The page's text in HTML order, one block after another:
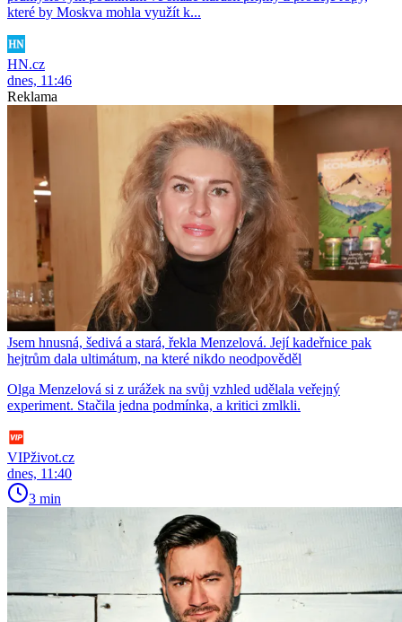
které by Moskva mohla využít k...
HN.cz
dnes, 11:46
Reklama
Jsem hnusná, šedivá a stará, řekla Menzelová. Její kadeřnice pak
hejtrům dala ultimátum, na které nikdo neodpověděl
Olga Menzelová si z urážek na svůj vzhled udělala veřejný
experiment. Stačila jedna podmínka, a kritici zmlkli.
VIPživot.cz
dnes, 11:40
3 min